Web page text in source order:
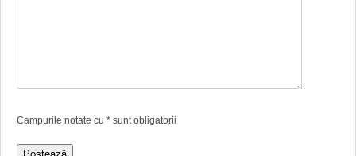
Campurile notate cu * sunt obligatorii